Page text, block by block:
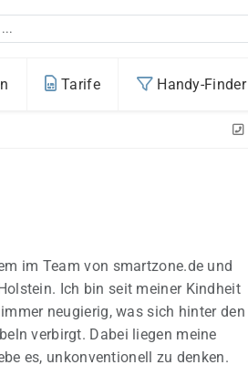
Tarife Handy-Finder
im Team von smartzone.de und
Ich bin seit meiner Kindheit
neugierig, was sich hinter den
verbirgt. Dabei liegen meine
es, unkonventionell zu denken.